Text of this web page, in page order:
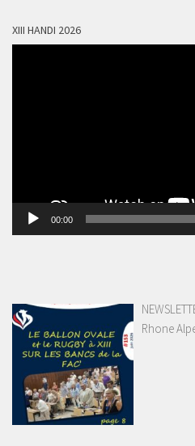
XIII HANDI 2026
00:00
Rhone